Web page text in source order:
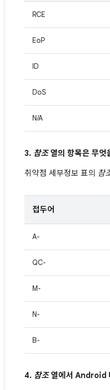
RCE
EoP
ID
DoS
N/A
3. 참조열의 항목은 무엇
취약점 세부정보 표의 참
접두어
A-
QC-
M-
N-
B-
4. 참조열에서 Android